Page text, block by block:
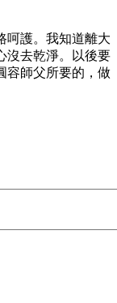
呵護。我知道離大
沒去乾淨。以後要
容師父所要的，做